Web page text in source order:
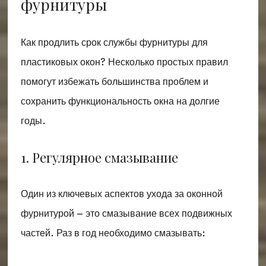
фурнитуры
Как продлить срок службы фурнитуры для
пластиковых окон? Несколько простых правил
помогут избежать большинства проблем и
сохранить функциональность окна на долгие
годы.
1. Регулярное смазывание
Один из ключевых аспектов ухода за оконной
фурнитурой – это смазывание всех подвижных
частей. Раз в год необходимо смазывать: